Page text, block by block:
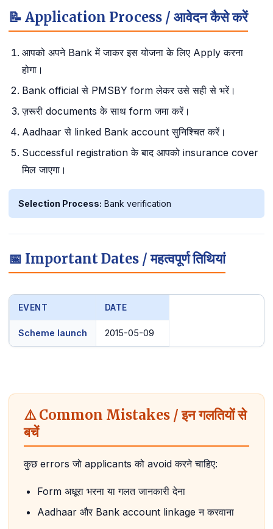
📝 Application Process / आवेदन कैसे करें
आपको अपने Bank में जाकर इस योजना के लिए Apply करना
होगा।
Bank official से PMSBY form लेकर उसे सही से भरें।
ज़रूरी documents के साथ form जमा करें।
Aadhaar से linked Bank account सुनिश्चित करें।
Successful registration के बाद आपको insurance cover
मिल जाएगा।
Selection Process: Bank verification
📅 Important Dates / महत्वपूर्ण तिथियां
EVENT DATE
Scheme launch 2015-05-09
⚠️ Common Mistakes / इन गलतियों से
बचें
कुछ errors जो applicants को avoid करने चाहिए:
Form अधूरा भरना या गलत जानकारी देना
Aadhaar और Bank account linkage न करवाना